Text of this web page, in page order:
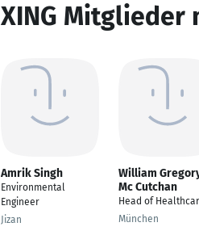
XING Mitglieder
Amrik Singh
Environmental
Engineer
Jizan
William
Mc Cutchan
Head of
München